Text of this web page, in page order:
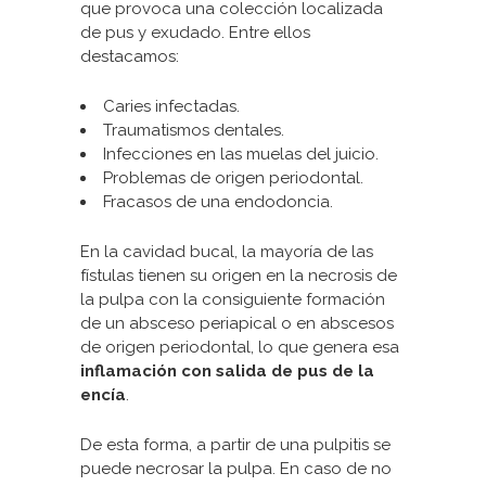
que provoca una colección localizada
de pus y exudado. Entre ellos
destacamos:
Caries infectadas.
Traumatismos dentales.
Infecciones en las muelas del juicio.
Problemas de origen periodontal.
Fracasos de una endodoncia.
En la cavidad bucal, la mayoría de las
fístulas tienen su origen en la necrosis de
la pulpa con la consiguiente formación
de un absceso periapical o en abscesos
de origen periodontal, lo que genera esa
inflamación con salida de pus de la
encía.
De esta forma, a partir de una pulpitis se
puede necrosar la pulpa. En caso de no